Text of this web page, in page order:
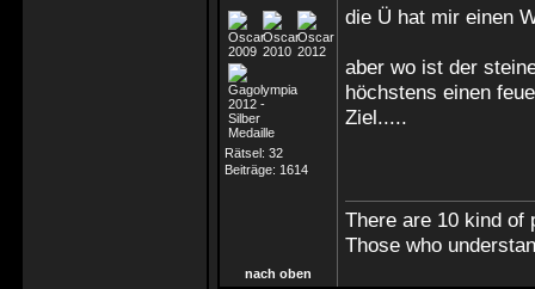
Rätsel: 32
Beiträge: 1614
die Ü hat mir einen
aber wo ist der
höchstens einen
Ziel.....
There are 10 kind of
Those who
nach oben